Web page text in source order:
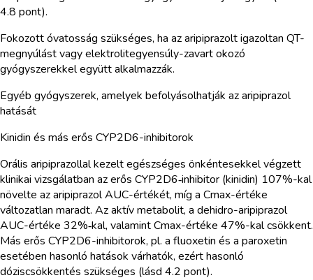
4.8 pont).
Fokozott óvatosság szükséges, ha az aripiprazolt igazoltan QT-
megnyúlást vagy elektrolitegyensúly-zavart okozó
gyógyszerekkel együtt alkalmazzák.
Egyéb gyógyszerek, amelyek befolyásolhatják az aripiprazol
hatását
Kinidin és más erős CYP2D6-inhibitorok
Orális aripiprazollal kezelt egészséges önkéntesekkel végzett
klinikai vizsgálatban az erős CYP2D6‑inhibitor (kinidin) 107%-kal
növelte az aripiprazol AUC-értékét, míg a Cmax-értéke
változatlan maradt. Az aktív metabolit, a dehidro-aripiprazol
AUC-értéke 32%‑kal, valamint Cmax-értéke 47%-kal csökkent.
Más erős CYP2D6-inhibitorok, pl. a fluoxetin és a paroxetin
esetében hasonló hatások várhatók, ezért hasonló
dóziscsökkentés szükséges (lásd 4.2 pont).